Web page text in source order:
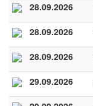
28.09.2026
28.09.2026
28.09.2026
29.09.2026